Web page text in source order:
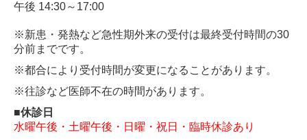
午後 14:30～17:00
※新患・発熱など急性期外来の受付は最終受付時間の30
分前までです。
※都合により受付時間が変更になることがあります。
※往診など医師不在の時間があります。
■休診日
水曜午後・土曜午後・日曜・祝日・臨時休診あり